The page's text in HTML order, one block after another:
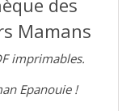
des
Mamans
imprimables.
Epanouie !